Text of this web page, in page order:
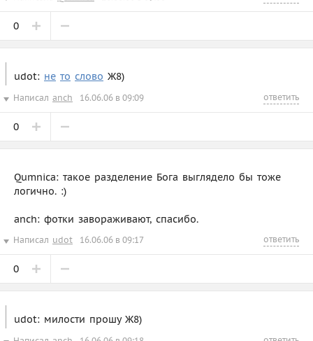
0
udot: не то слово Ж8)
Написал anch 16.06.06 в 09:09 ответить
0
Qumnica: такое разделение Бога выглядело бы тоже
логично. :)
anch: фотки завораживают, спасибо.
Написал udot 16.06.06 в 09:17 ответить
0
udot: милости прошу Ж8)